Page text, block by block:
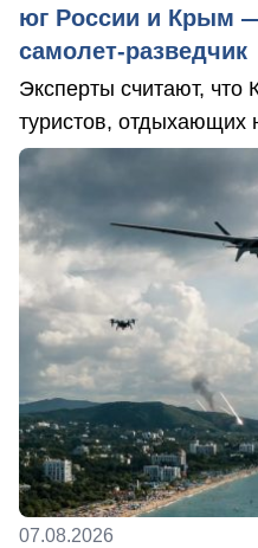
юг России и Крым
самолет-разведчик
Эксперты считают, что
туристов, отдыхающих
07.08.2026